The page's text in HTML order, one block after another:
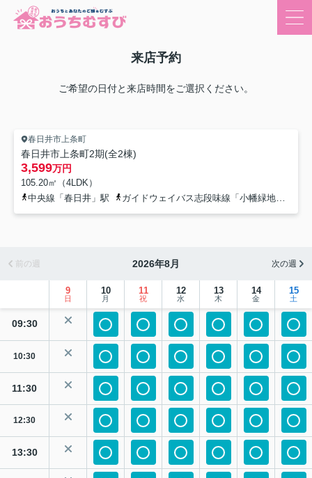
来店予約
ご希望の日付と来店時間をご選択ください。
春日井市上条町
春日井市上条町2期(全2棟)
3,599万円
105.20㎡（4LDK）
中央線「春日井」駅
ガイドウェイバス志段味線「小幡緑地」駅
前の週 2026年8月 次の週
9
日
10
月
11
祝
12
水
13
木
14
金
15
土
09:30
10:30
11:30
12:30
13:30